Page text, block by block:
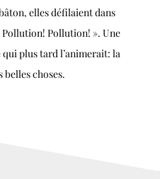
elles défilaient dans
Pollution! ». Une
plus tard l’animerait: la
belles choses.